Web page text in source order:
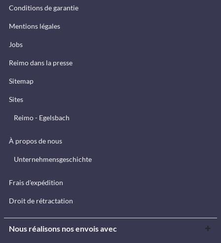
Conditions de garantie
Mentions légales
Jobs
Reimo dans la presse
Sitemap
Sites
Reimo - Egelsbach
À propos de nous
Unternehmensgeschichte
Frais d'expédition
Droit de rétractation
Nous réalisons nos envois avec